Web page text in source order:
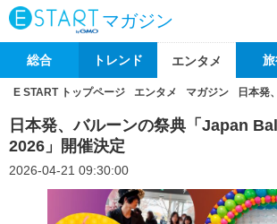
マガジン
総合 トレンド エンタメ
E START トップページ エンタメ マガジン 日本発
日本発、バルーンの祭典「Japan
2026」開催決定
2026-04-21 09:30:00